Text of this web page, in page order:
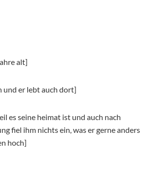
alt]
und er lebt auch dort]
es seine heimat ist und auch nach
fiel ihm nichts ein, was er gerne anders
hoch]